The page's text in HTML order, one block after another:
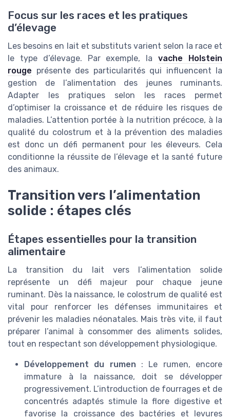
Focus sur les races et les pratiques
d’élevage
Les besoins en lait et substituts varient selon la race et
le type d’élevage. Par exemple, lavache Holstein
rouge présente des particularités qui influencent la
gestion de l’alimentation des jeunes ruminants.
Adapter les pratiques selon les races permet
d’optimiser la croissance et de réduire les risques de
maladies. L’attention portée à la nutrition précoce, à la
qualité du colostrum et à la prévention des maladies
est donc un défi permanent pour les éleveurs. Cela
conditionne la réussite de l’élevage et la santé future
des animaux.
Transition vers l’alimentation
solide : étapes clés
Étapes essentielles pour la transition
alimentaire
La transition du lait vers l’alimentation solide
représente un défi majeur pour chaque jeune
ruminant. Dès la naissance, le colostrum de qualité est
vital pour renforcer les défenses immunitaires et
prévenir les maladies néonatales. Mais très vite, il faut
préparer l’animal à consommer des aliments solides,
tout en respectant son développement physiologique.
Développement du rumen : Le rumen, encore
immature à la naissance, doit se développer
progressivement. L’introduction de fourrages et de
concentrés adaptés stimule la flore digestive et
favorise la croissance des bactéries et levures